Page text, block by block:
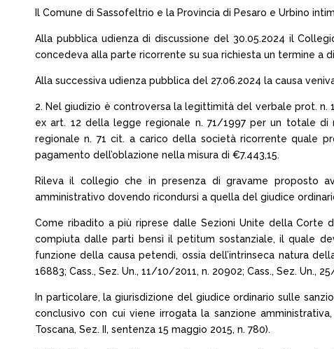
Il Comune di Sassofeltrio e la Provincia di Pesaro e Urbino
Alla pubblica udienza di discussione del 30.05.2024 il
concedeva alla parte ricorrente su sua richiesta un termine a
Alla successiva udienza pubblica del 27.06.2024 la causa
2. Nel giudizio è controversa la legittimità del verbale prot. n.
ex art. 12 della legge regionale n. 71/1997 per un totale
regionale n. 71 cit. a carico della società ricorrente quale
pagamento dell’oblazione nella misura di €7.443,15.
Rileva il collegio che in presenza di gravame proposto
amministrativo dovendo ricondursi a quella del giudice
Come ribadito a più riprese dalle Sezioni Unite della Corte
compiuta dalle parti bensì il petitum sostanziale, il quale
funzione della causa petendi, ossia dell’intrinseca natura
16883; Cass., Sez. Un., 11/10/2011, n. 20902; Cass., Sez. Un.,
In particolare, la giurisdizione del giudice ordinario sulle
conclusivo con cui viene irrogata la sanzione
Toscana, Sez. II, sentenza 15 maggio 2015, n. 780).